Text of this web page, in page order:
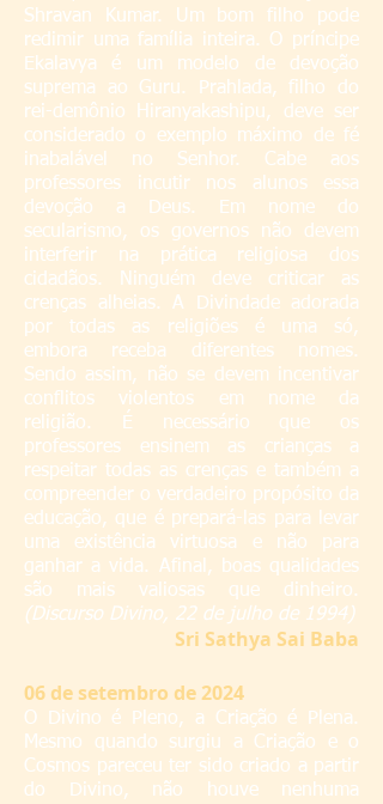
Shravan Kumar. Um bom filho pode
redimir uma família inteira. O príncipe
Ekalavya é um modelo de devoção
suprema ao Guru. Prahlada, filho do
rei-demônio Hiranyakashipu, deve ser
considerado o exemplo máximo de fé
inabalável no Senhor. Cabe aos
professores incutir nos alunos essa
devoção a Deus. Em nome do
secularismo, os governos não devem
interferir na prática religiosa dos
cidadãos. Ninguém deve criticar as
crenças alheias. A Divindade adorada
por todas as religiões é uma só,
embora receba diferentes nomes.
Sendo assim, não se devem incentivar
conflitos violentos em nome da
religião. É necessário que os
professores ensinem as crianças a
respeitar todas as crenças e também a
compreender o verdadeiro propósito da
educação, que é prepará-las para levar
uma existência virtuosa e não para
ganhar a vida. Afinal, boas qualidades
são mais valiosas que dinheiro.
(Discurso Divino, 22 de julho de 1994)
Sri Sathya Sai Baba
06 de setembro de 2024
O Divino é Pleno, a Criação é Plena.
Mesmo quando surgiu a Criação e o
Cosmos pareceu ter sido criado a partir
do Divino, não houve nenhuma